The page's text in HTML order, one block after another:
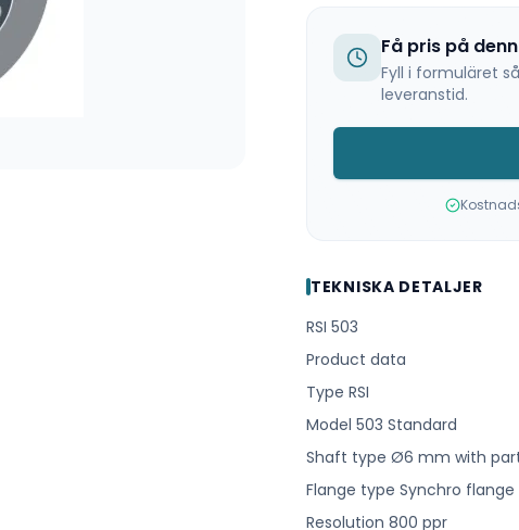
Få pris på
Fyll i formuläret
leveranstid.
TEKNISKA DETALJER
RSI 503
Product data
Type RSI
Model 503 Standard
Shaft type Ø6 mm with
Flange type Synchro
Resolution 800 ppr